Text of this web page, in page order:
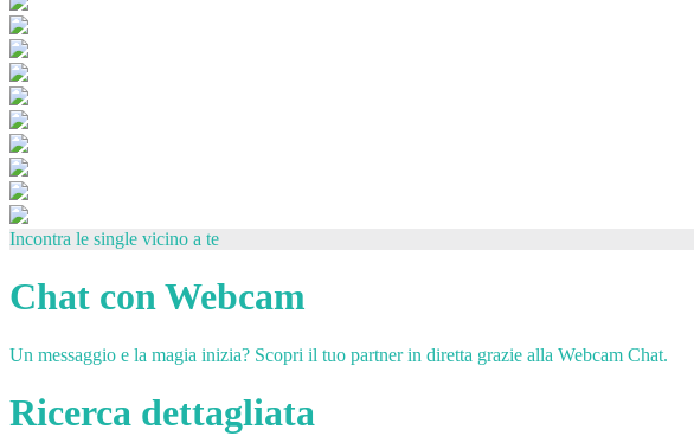
Incontra le single vicino a te
Chat con Webcam
Un messaggio e la magia inizia? Scopri il tuo partner in diretta grazie alla Webcam Chat.
Ricerca dettagliata